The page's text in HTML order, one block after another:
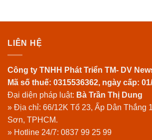
LIÊN HỆ
Công ty TNHH Phát Triển TM- DV
Mã số thuế: 0315536362, ngày cấp:
Đại diện pháp luật: Bà Trần Thị Dung
» Địa chỉ: 66/12K Tổ 23, Ấp Dân Thắng
Sơn, TPHCM.
» Hotline 24/7: 0837 99 25 99